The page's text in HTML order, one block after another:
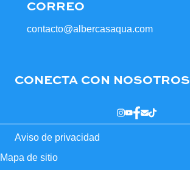
CORREO
contacto@albercasaqua.com
CONECTA CON NOSOTROS
Aviso de privacidad
Mapa de sitio